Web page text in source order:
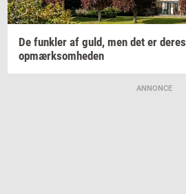
De funk­ler af guld, men det er deres
op­mærk­som­he­den
ANNONCE